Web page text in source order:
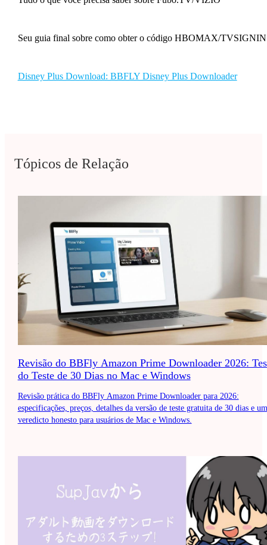
Seu guia final sobre como obter o código HBOMAX/TVSIGNIN
Disney Plus Download: BBFLY Disney Plus Downloader
Tópicos de Relação
Revisão do BBFly Amazon Prime Downloader 2026:
do Teste de 30 Dias no Mac e Windows
Revisão prática do BBFly Amazon Prime Downloader para 2026:
especificações, preços, detalhes da versão de teste gratuita de 30 dias e um
veredicto honesto para usuários de Mac e Windows.